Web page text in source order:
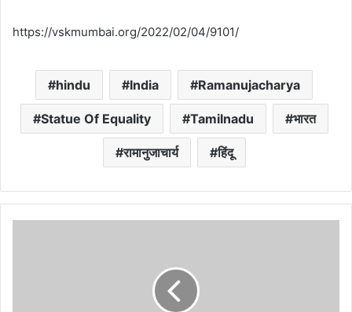
https://vskmumbai.org/2022/02/04/9101/
hindu India Ramanujacharya
Statue Of Equality Tamilnadu भारत
रामानुजाचार्य हिंदू